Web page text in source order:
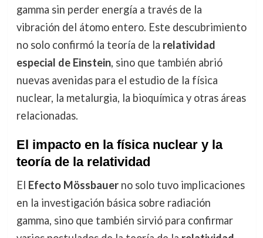
gamma sin perder energía a través de la
vibración del átomo entero. Este descubrimiento
no solo confirmó la teoría de la relatividad
especial de Einstein, sino que también abrió
nuevas avenidas para el estudio de la física
nuclear, la metalurgia, la bioquímica y otras áreas
relacionadas.
El impacto en la física nuclear y la
teoría de la relatividad
El Efecto Mössbauerno solo tuvo implicaciones
en la investigación básica sobre radiación
gamma, sino que también sirvió para confirmar